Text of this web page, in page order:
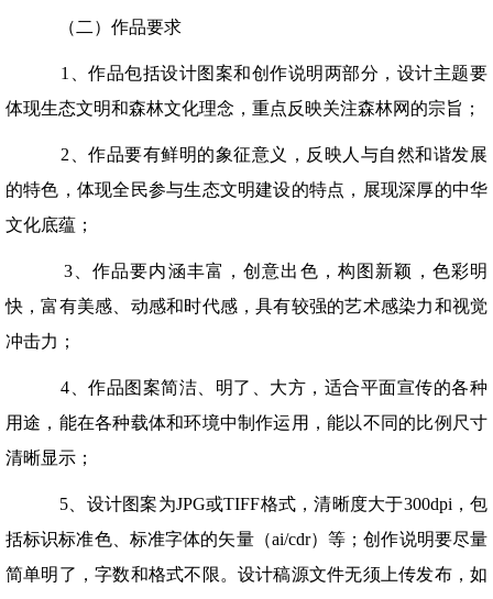
（二）作品要求
1、作品包括设计图案和创作说明两部分，设计主题要
体现生态文明和森林文化理念，重点反映关注森林网的宗旨；
2、作品要有鲜明的象征意义，反映人与自然和谐发展
的特色，体现全民参与生态文明建设的特点，展现深厚的中华
文化底蕴；
3、作品要内涵丰富，创意出色，构图新颖，色彩明
快，富有美感、动感和时代感，具有较强的艺术感染力和视觉
冲击力；
4、作品图案简洁、明了、大方，适合平面宣传的各种
用途，能在各种载体和环境中制作运用，能以不同的比例尺寸
清晰显示；
5、设计图案为JPG或TIFF格式，清晰度大于300dpi，包
括标识标准色、标准字体的矢量（ai/cdr）等；创作说明要尽量
简单明了，字数和格式不限。设计稿源文件无须上传发布，如